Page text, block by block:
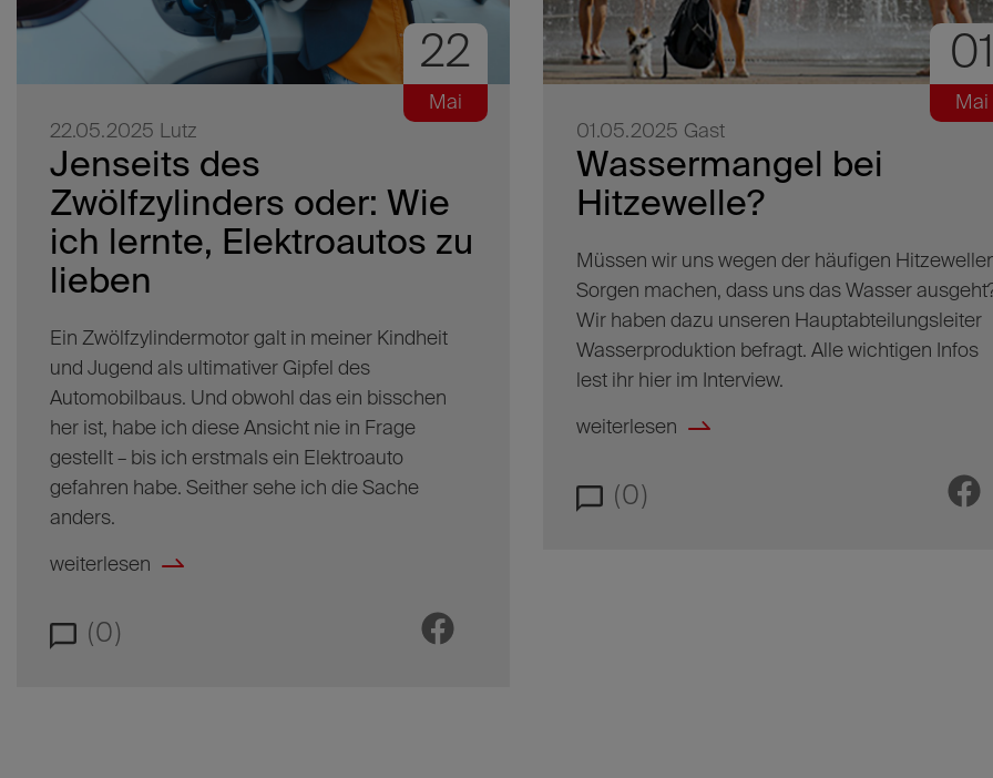
22
Mai
22.05.2025 Lutz
Jenseits des
Zwölfzylinders oder: Wie
ich lernte, Elektroautos zu
lieben
Ein Zwölfzylindermotor galt in meiner Kindheit
und Jugend als ultimativer Gipfel des
Automobilbaus. Und obwohl das ein bisschen
her ist, habe ich diese Ansicht nie in Frage
gestellt – bis ich erstmals ein Elektroauto
gefahren habe. Seither sehe ich die Sache
anders.
weiterlesen
(0)
01
Mai
01.05.2025 Gast
Wassermangel bei
Hitzewelle?
Müssen wir uns wegen der häufigen
Sorgen machen, dass uns das Wasser
Wir haben dazu unseren Hauptabteilungsleiter
Wasserproduktion befragt. Alle wichtigen Infos
lest ihr hier im Interview.
weiterlesen
(0)